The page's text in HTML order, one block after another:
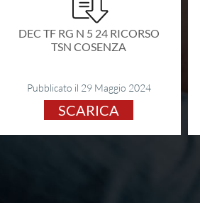
ISSF
DEC TF RG N 5 24 RICORSO
TSN COSENZA
Pubblicato il 29 Maggio 2024
SCARICA